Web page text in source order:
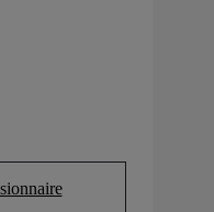
new tab)